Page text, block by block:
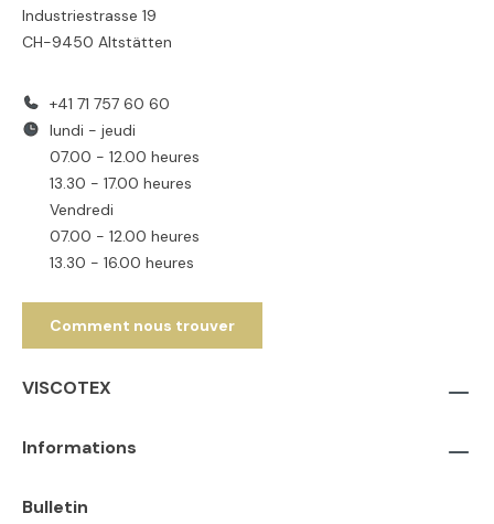
Industriestrasse 19
CH-9450 Altstätten
+41 71 757 60 60
lundi - jeudi
07.00 - 12.00 heures
13.30 - 17.00 heures
Vendredi
07.00 - 12.00 heures
13.30 - 16.00 heures
Comment nous trouver
VISCOTEX
Informations
Bulletin